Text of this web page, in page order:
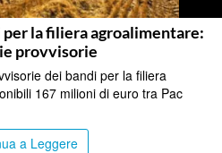
la filiera agroalimentare:
provvisorie
dei bandi per la filiera
167 milioni di euro tra Pac
a Leggere